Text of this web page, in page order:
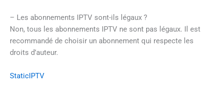
– Les abonnements IPTV sont-ils légaux ?
Non, tous les abonnements IPTV ne sont pas légaux. Il est
recommandé de choisir un abonnement qui respecte les
droits d’auteur.
StaticIPTV